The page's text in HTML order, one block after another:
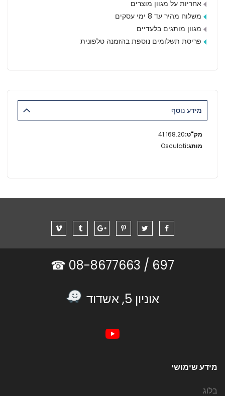
אחריות על מגוון מוצרים
משלוח מהיר עד 8 ימי עסקים
מגוון מותגים בלעדיים
פריסת תשלומים נוספת בהזמנה טלפונית
מידע נוסף
מידע
נוסף
41.168.20
Osculati
697 /
אוניון 5, אשדוד
מידע שימושי
בלוג